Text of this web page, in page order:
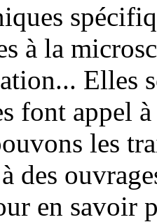
à la
Elles
font appel
les
des
en savoir